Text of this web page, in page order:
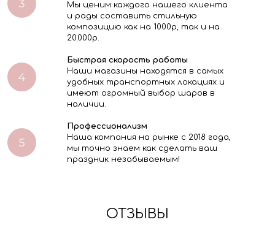
Мы ценим каждого нашего клиента
и рады составить стильную
композицию как на 1000р, так и на
20.000р.
Быстрая скорость работы
Наши магазины находятся в самых
удобных транспортных локациях и
имеют огромный выбор шаров в
наличии.
Профессионализм
Наша компания на рынке с 2018 года,
мы точно знаем как сделать ваш
праздник незабываемым!
ОТЗЫВЫ